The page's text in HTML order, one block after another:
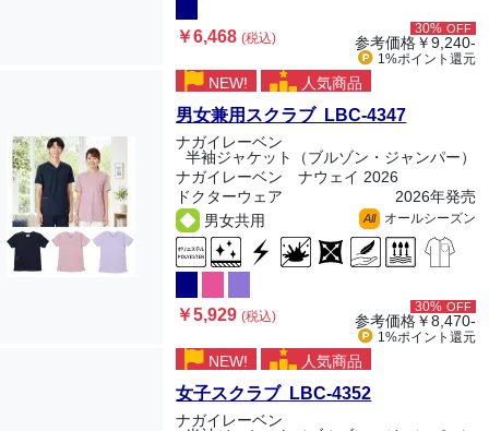
￥6,468(税込)
30% OFF
参考価格￥9,240-
1%ポイント 還元
NEW! 人気商品
男女兼用スクラブ LBC-4347
ナガイレーベン
半袖ジャケット（ブルゾン・ジャンパー）
ナガイレーベン ナウェイ 2026
ドクターウェア
2026年発売
男女共用
All オールシーズン
￥5,929(税込)
30% OFF
参考価格￥8,470-
1%ポイント 還元
NEW! 人気商品
女子スクラブ LBC-4352
ナガイレーベン